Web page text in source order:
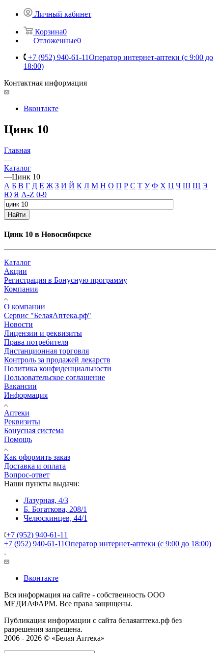
Личный кабинет
Корзина0
Отложенные0
+7 (952) 940-61-11Оператор интернет-аптеки (с 9:00 до
18:00)
Контактная информация
Вконтакте
Цинк 10
Главная
—
Каталог
—Цинк 10
А Б В Г Д Е Ж З И Й К Л М Н О П Р С Т У Ф Х Ц Ч Ш Щ Э
Ю Я A-Z 0-9
Найти
Цинк 10 в Новосибирске
Каталог
Акции
Регистрация в Бонусную программу
Компания
О компании
Сервис "БелаяАптека.рф"
Новости
Лицензии и реквизиты
Права потребителя
Дистанционная торговля
Контроль за продажей лекарств
Политика конфиденциальности
Пользовательское соглашение
Вакансии
Информация
Аптеки
Реквизиты
Бонусная система
Помощь
Как оформить заказ
Доставка и оплата
Вопрос-ответ
Наши пункты выдачи:
Лазурная, 4/3
Б. Богаткова, 208/1
Челюскинцев, 44/1
+7 (952) 940-61-11
+7 (952) 940-61-11Оператор интернет-аптеки (с 9:00 до 18:00)
Вконтакте
Вся информация на сайте - собственность ООО
МЕДИАФАРМ. Все права защищены.
Публикация информации с сайта белаяаптека.рф без
разрешения запрещена.
2006 - 2026 © «Белая Аптека»